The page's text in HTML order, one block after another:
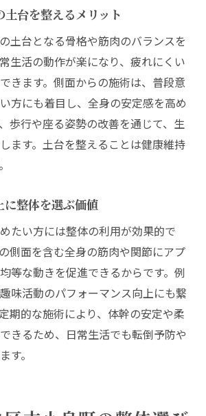
台を整えるメリット
土台となる骨格や筋肉のバランスを
生活の動作が楽になり、疲れにくい
きます。側面からの施術は、普段意
方にも着目し、全身の安定感を高め
歩行や座る姿勢の改善を通じて、生
ます。土台を整えることは健康維持
に整体を選ぶ価値
たい方には整体の利用が効果的で
側面を含む全身の筋肉や関節にアプ
等な動きを促進できるからです。例
味活動のパフォーマンス向上にも繋
期的な施術により、体幹の安定や柔
きるため、日常生活でも転倒予防や
す。